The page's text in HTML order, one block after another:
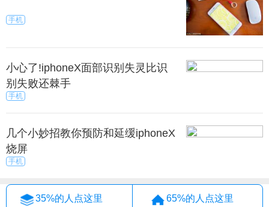
手机
小心了!iphoneX面部识别失灵比识
别失败还棘手
手机
几个小妙招教你预防和延缓iphoneX
烧屏
手机
35%的人点这里 65%的人点这里